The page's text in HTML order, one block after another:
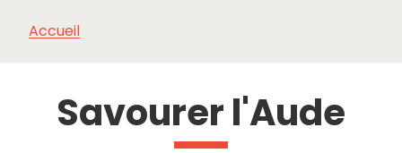
Accueil
Savourer l'Aude